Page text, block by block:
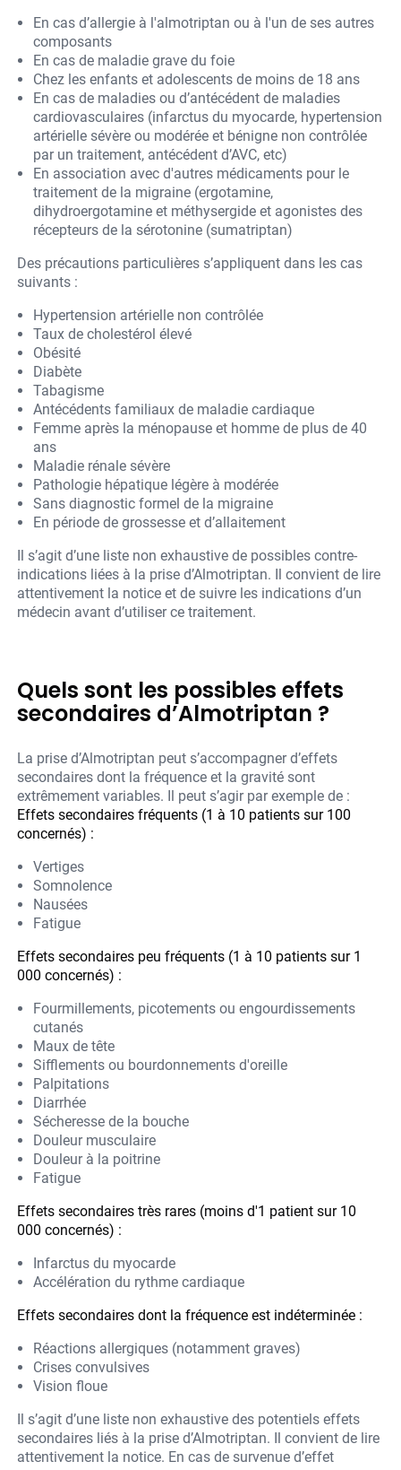
En cas d’allergie à l'almotriptan ou à l'un de ses autres
composants
En cas de maladie grave du foie
Chez les enfants et adolescents de moins de 18 ans
En cas de maladies ou d’antécédent de maladies
cardiovasculaires (infarctus du myocarde, hypertension
artérielle sévère ou modérée et bénigne non contrôlée
par un traitement, antécédent d’AVC, etc)
En association avec d'autres médicaments pour le
traitement de la migraine (ergotamine,
dihydroergotamine et méthysergide et agonistes des
récepteurs de la sérotonine (sumatriptan)
Des précautions particulières s’appliquent dans les cas
suivants :
Hypertension artérielle non contrôlée
Taux de cholestérol élevé
Obésité
Diabète
Tabagisme
Antécédents familiaux de maladie cardiaque
Femme après la ménopause et homme de plus de 40
ans
Maladie rénale sévère
Pathologie hépatique légère à modérée
Sans diagnostic formel de la migraine
En période de grossesse et d’allaitement
Il s’agit d’une liste non exhaustive de possibles contre-
indications liées à la prise d’Almotriptan. Il convient de lire
attentivement la notice et de suivre les indications d’un
médecin avant d’utiliser ce traitement.
Quels sont les possibles effets
secondaires d’Almotriptan ?
La prise d’Almotriptan peut s’accompagner d’effets
secondaires dont la fréquence et la gravité sont
extrêmement variables. Il peut s’agir par exemple de :
Effets secondaires fréquents (1 à 10 patients sur 100
concernés) :
Vertiges
Somnolence
Nausées
Fatigue
Effets secondaires peu fréquents (1 à 10 patients sur 1
000 concernés) :
Fourmillements, picotements ou engourdissements
cutanés
Maux de tête
Sifflements ou bourdonnements d'oreille
Palpitations
Diarrhée
Sécheresse de la bouche
Douleur musculaire
Douleur à la poitrine
Fatigue
Effets secondaires très rares (moins d'1 patient sur 10
000 concernés) :
Infarctus du myocarde
Accélération du rythme cardiaque
Effets secondaires dont la fréquence est indéterminée :
Réactions allergiques (notamment graves)
Crises convulsives
Vision floue
Il s’agit d’une liste non exhaustive des potentiels effets
secondaires liés à la prise d’Almotriptan. Il convient de lire
attentivement la notice. En cas de survenue d’effet